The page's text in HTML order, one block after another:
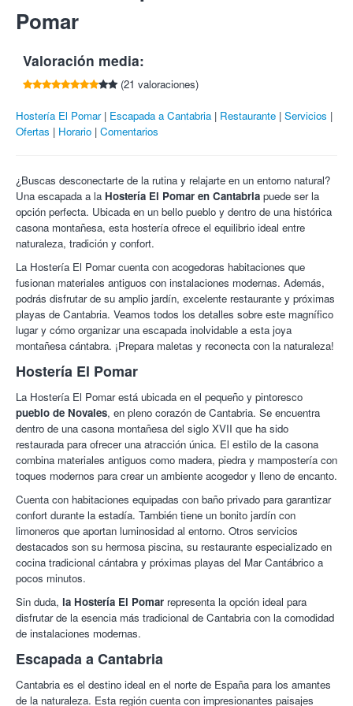
estilo torre que fue fundada en el siglo XVII.
La casona con marcado estilo montañés dispone de
madera de roble, castaño con piedra de sillería y mampostería.
Es de resaltar el olor a tradición que se respira en sus escaleras
de piedra, en sus pasillos de madera o en sus soleadas
construido más recientemente donde se unen el sabor
tradicional con las modernas instalaciones.
¡Descubre con Colectivia que Cantabria es infinita!
Necesario reserva previa en el: 686 41 32 07.
Tlf:942 726 103 / 942 726 248
Pomar
Valoración media:
(21 valoraciones)
Hostería El Pomar Escapada a Cantabria Restaurante Servicios
Ofertas
Horario Comentarios
¿Buscas desconectarte de la rutina y relajarte en un entorno natural?
Una escapada a la Hostería El Pomar en Cantabria puede ser la
opción perfecta. Ubicada en un bello pueblo y dentro de una histórica
casona montañesa, esta hostería ofrece el equilibrio ideal entre
naturaleza, tradición y confort.
La Hostería El Pomar cuenta con acogedoras habitaciones que
fusionan materiales antiguos con instalaciones modernas. Además,
podrás disfrutar de su amplio jardín, excelente restaurante y próximas
playas de Cantabria. Veamos todos los detalles sobre este magnífico
lugar y cómo organizar una escapada inolvidable a esta joya
montañesa cántabra. ¡Prepara maletas y reconecta con la naturaleza!
Hostería El Pomar
La Hostería El Pomar está ubicada en el pequeño y pintoresco
pueblo de Novales, en pleno corazón de Cantabria. Se encuentra
dentro de una casona montañesa del siglo XVII que ha sido
restaurada para ofrecer una atracción única. El estilo de la casona
combina materiales antiguos como madera, piedra y mampostería con
toques modernos para crear un ambiente acogedor y lleno de encanto.
Cuenta con habitaciones equipadas con baño privado para garantizar
confort durante la estadía. También tiene un bonito jardín con
limoneros que aportan luminosidad al entorno. Otros servicios
destacados son su hermosa piscina, su restaurante especializado en
cocina tradicional cántabra y próximas playas del Mar Cantábrico a
pocos minutos.
Sin duda, la Hostería El Pomar representa la opción ideal para
disfrutar de la esencia más tradicional de Cantabria con la comodidad
de instalaciones modernas.
Escapada a Cantabria
Cantabria es el destino ideal en el norte de España para los amantes
de la naturaleza. Esta región cuenta con impresionantes paisajes